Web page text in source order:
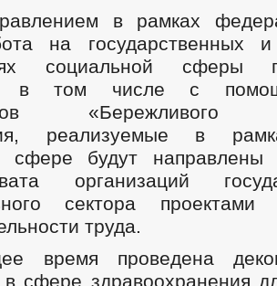
в рамках
на государственных
социальной сферы
в том числе с
«Бережливого
реализуемые в
сфере будут направлены
организаций
сектора
труда.
время проведена
в сфере здравоохранения